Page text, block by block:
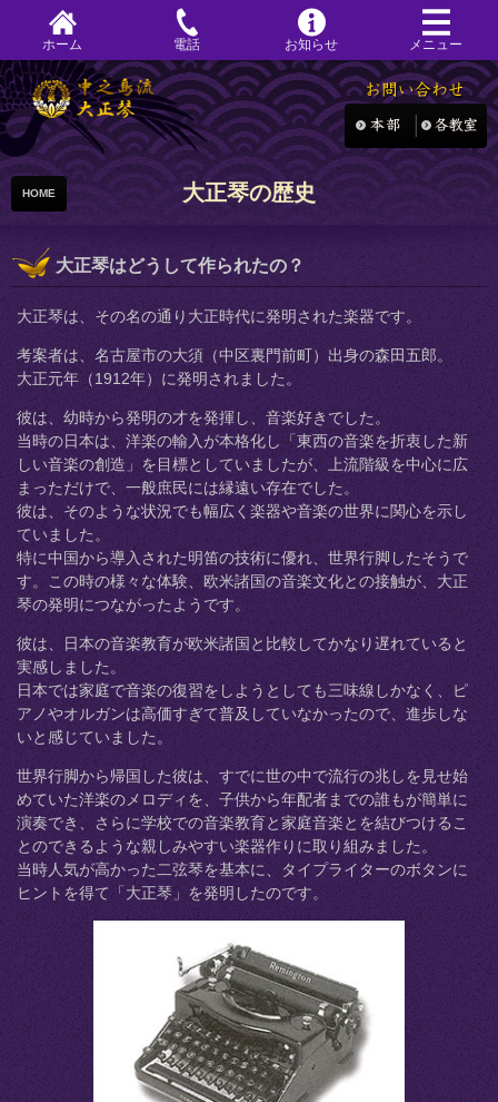
ホーム 電話 お知らせ メニュー
HOME 大正琴の歴史
大正琴はどうして作られたの？
大正琴は、その名の通り大正時代に発明された楽器です。
考案者は、名古屋市の大須（中区裏門前町）出身の森田五郎。
大正元年（1912年）に発明されました。
彼は、幼時から発明の才を発揮し、音楽好きでした。
当時の日本は、洋楽の輸入が本格化し「東西の音楽を折衷した新
しい音楽の創造」を目標としていましたが、上流階級を中心に広
まっただけで、一般庶民には縁遠い存在でした。
彼は、そのような状況でも幅広く楽器や音楽の世界に関心を示し
ていました。
特に中国から導入された明笛の技術に優れ、世界行脚したそうで
す。この時の様々な体験、欧米諸国の音楽文化との接触が、大正
琴の発明につながったようです。
彼は、日本の音楽教育が欧米諸国と比較してかなり遅れていると
実感しました。
日本では家庭で音楽の復習をしようとしても三味線しかなく、ピ
アノやオルガンは高価すぎて普及していなかったので、進歩しな
いと感じていました。
世界行脚から帰国した彼は、すでに世の中で流行の兆しを見せ始
めていた洋楽のメロディを、子供から年配者までの誰もが簡単に
演奏でき、さらに学校での音楽教育と家庭音楽とを結びつけるこ
とのできるような親しみやすい楽器作りに取り組みました。
当時人気が高かった二弦琴を基本に、タイプライターのボタンに
ヒントを得て「大正琴」を発明したのです。